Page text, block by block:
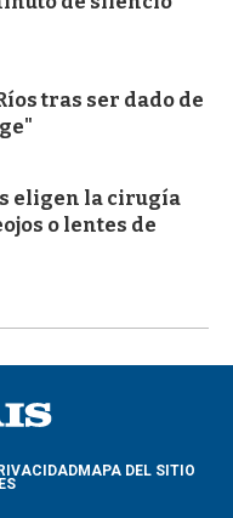
tras ser dado de
eligen la cirugía
o lentes de
MAPA DEL SITIO